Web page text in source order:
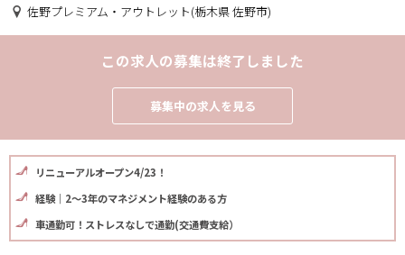
佐野プレミアム・アウトレット(栃木県 佐野市)
この求人の募集は終了しました
募集中の求人を見る
リニューアルオープン4/23！
経験｜2～3年のマネジメント経験のある方
車通勤可！ストレスなしで通勤(交通費支給）